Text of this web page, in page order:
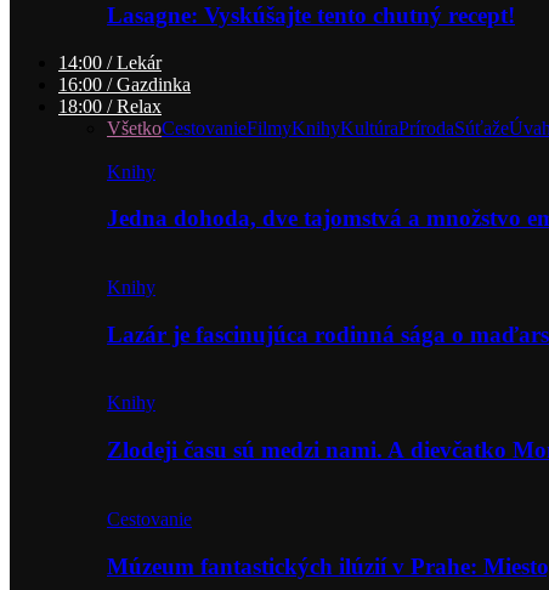
Lasagne: Vyskúšajte tento chutný recept!
14:00 / Lekár
16:00 / Gazdinka
18:00 / Relax
VšetkoCestovanieFilmyKnihyKultúraPrírodaSúťaže
Knihy
Jedna dohoda, dve tajomstvá a množstvo
Knihy
Lazár je fascinujúca rodinná sága o
Knihy
Zlodeji času sú medzi nami. A dievčatko
Cestovanie
Múzeum fantastických ilúzií v Prahe: